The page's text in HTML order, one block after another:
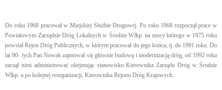
Do roku 1968 pracował w Miejskiej Służbie Drogowej. Po roku 1968 rozpoczął prace w
Powiatowym Zarządzie Dróg Lokalnych w Środzie Wlkp. na mocy którego w 1975 roku
powstał Rejon Dróg Publicznych, w którym pracował do jego końca, tj. do 1991 roku. Do
lat 90- tych Pan Nowak zajmował się głównie budową i modernizacją dróg, od 1992 roku
zaczął nimi administrować obejmując stanowisko Kierownika Zarządu Dróg w Środzie
Wlkp. a po kolejnej reorganizacji, Kierownika Rejonu Dróg Krajowych.